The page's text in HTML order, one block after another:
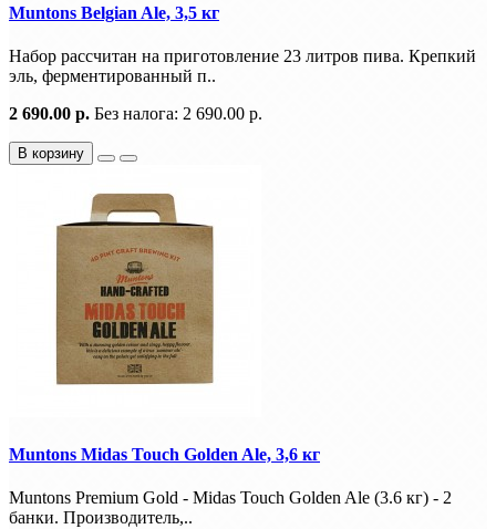
Muntons Belgian Ale, 3,5 кг
Набор рассчитан на приготовление 23 литров пива. Крепкий
эль, ферментированный п..
2 690.00 р. Без налога: 2 690.00 р.
В корзину
Muntons Midas Touch Golden Ale, 3,6 кг
Muntons Premium Gold - Midas Touch Golden Ale (3.6 кг) - 2
банки. Производитель,..